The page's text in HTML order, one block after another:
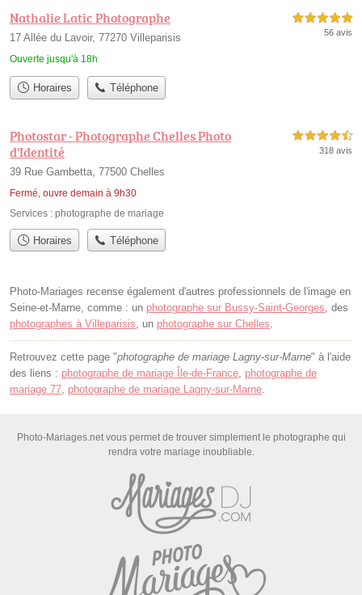
Nathalie Latic Photographe
17 Allée du Lavoir, 77270 Villeparisis
Ouverte jusqu'à 18h
5,0 étoiles sur 5
56 avis
Horaires Téléphone
Photostar - Photographe Chelles Photo
d'Identité
39 Rue Gambetta, 77500 Chelles
Fermé, ouvre demain à 9h30
4,5 étoiles sur 5
318 avis
Services : photographe de mariage
Horaires Téléphone
Photo-Mariages recense également d'autres professionnels de l'image en
Seine-et-Marne, comme : un photographe sur Bussy-Saint-Georges , des
photographes à Villeparisis , un photographe sur Chelles
Retrouvez cette page "photographe de mariage Lagny-sur-Marne" à l'aide
des liens : photographe de mariage Île-de-France photographe de
mariage 77 photographe de mariage Lagny-sur-Marne
Photo-Mariages.net vous permet de trouver simplement le photographe qui
rendra votre mariage inoubliable.